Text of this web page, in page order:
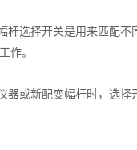
选择开关是用来匹配不同
作。
或新配变幅杆时，选择开